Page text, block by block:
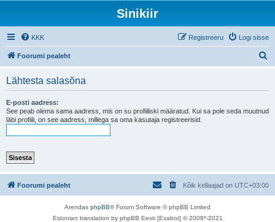
Sinikiir
KKK Logi sisse
Registreeru
Foorumi pealeht
Lähtesta salasõna
E-posti aadress:
See peab olema sama aadress, mis on su profiiliski määratud. Kui sa pole seda muutnud
läbi profiili, on see aadress, millega sa oma kasutaja registreerisid.
Foorumi pealeht Kõik kellaajad on UTC+03:00
Arendas phpBB® Forum Software © phpBB Limited
Estonian translation by phpBB Eesti [Exabot] © 2008*-2021